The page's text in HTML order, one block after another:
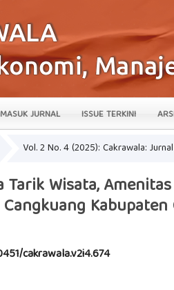
MASUK JURNAL ISSUE TERKINI
Vol. 2 No. 4 (2025): Cakrawala:
Tarik Wisata,
cakrawala.v2i4.674